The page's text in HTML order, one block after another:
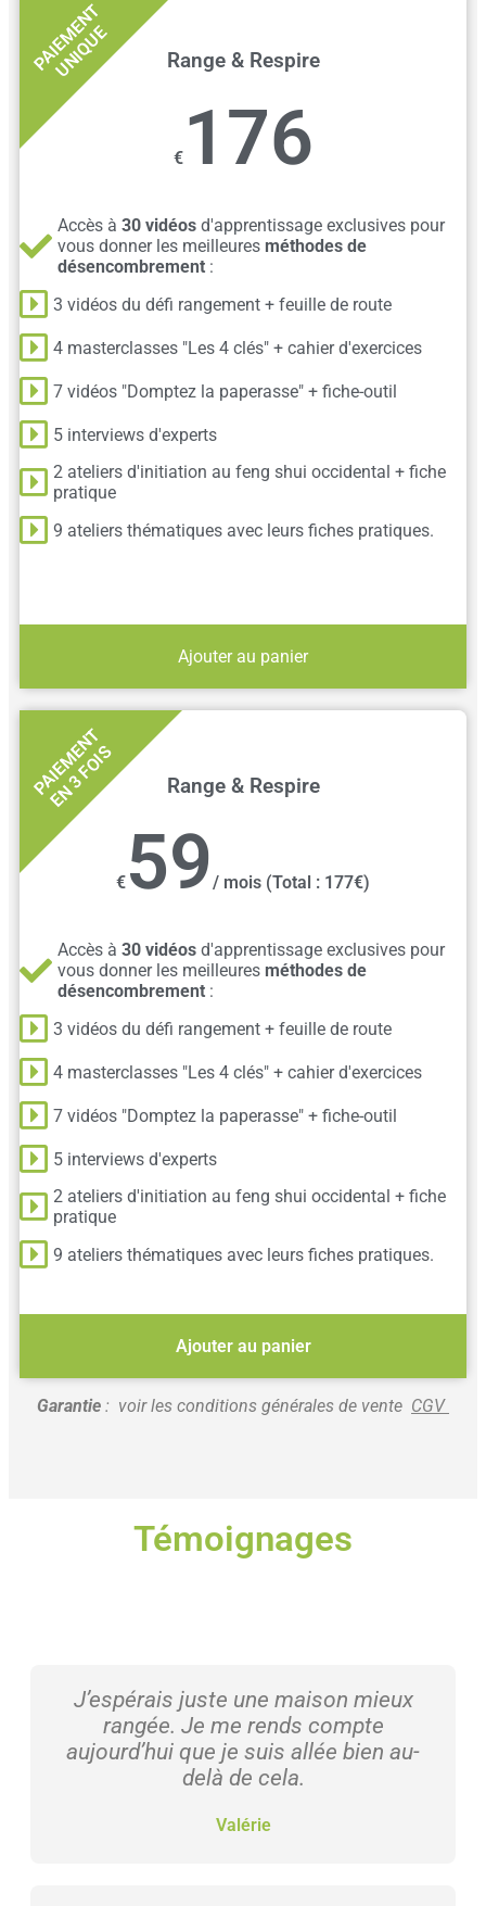
P
A
I
E
M
E
N
T
U
N
I
Q
U
E Range & Respire
€176
Accès à 30 vidéos d'apprentissage exclusives pour
vous donner les meilleures méthodes de
désencombrement :
3 vidéos du défi rangement + feuille de route
4 masterclasses "Les 4 clés" + cahier d'exercices
7 vidéos "Domptez la paperasse" + fiche-outil
5 interviews d'experts
2 ateliers d'initiation au feng shui occidental + fiche
pratique
9 ateliers thématiques avec leurs fiches pratiques.
Ajouter au panier
P
A
I
E
M
E
N
T
E
N
3
F
O
I
S Range & Respire
€ 59/ mois (Total : 177€)
Accès à 30 vidéos d'apprentissage exclusives pour
vous donner les meilleures méthodes de
désencombrement :
3 vidéos du défi rangement + feuille de route
4 masterclasses "Les 4 clés" + cahier d'exercices
7 vidéos "Domptez la paperasse" + fiche-outil
5 interviews d'experts
2 ateliers d'initiation au feng shui occidental + fiche
pratique
9 ateliers thématiques avec leurs fiches pratiques.
Ajouter au panier
Garantie : voir les conditions générales de vente CGV
Témoignages
J’espérais juste une maison mieux
rangée. Je me rends compte
aujourd’hui que je suis allée bien au-
delà de cela.
Valérie